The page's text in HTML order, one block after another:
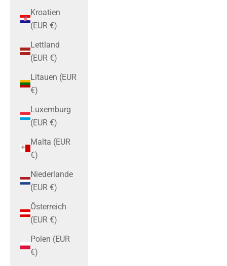
Kroatien
(EUR €)
Lettland
(EUR €)
Litauen (EUR
€)
Luxemburg
(EUR €)
Malta (EUR
€)
Niederlande
(EUR €)
Österreich
(EUR €)
Polen (EUR
€)